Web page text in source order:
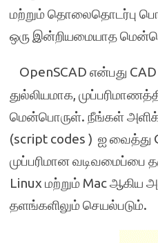
மற்றும் தொலைதொடர்பு
ஒரு இன்றியமையாத
OpenSCAD என்பது CAD
துல்லியமாக,
மென்பொருள். நீங்கள்
(script codes ) ஐ வைத்து
முப்பரிமான வடிவமைப்பை
Linux மற்றும் Macஆகிய
தளங்களிலும் செயல்படும்.